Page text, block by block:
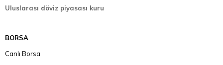
Uluslarası döviz piyasası kuru
BORSA
Canlı Borsa